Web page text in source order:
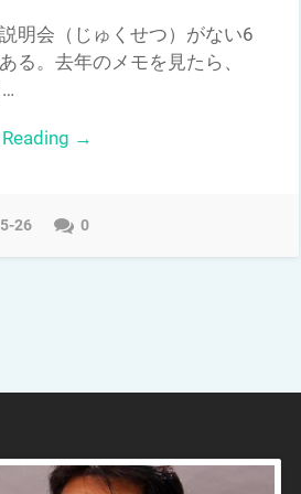
明会（じゅくせつ）がない6
る。去年のメモを見たら、
→
26 0